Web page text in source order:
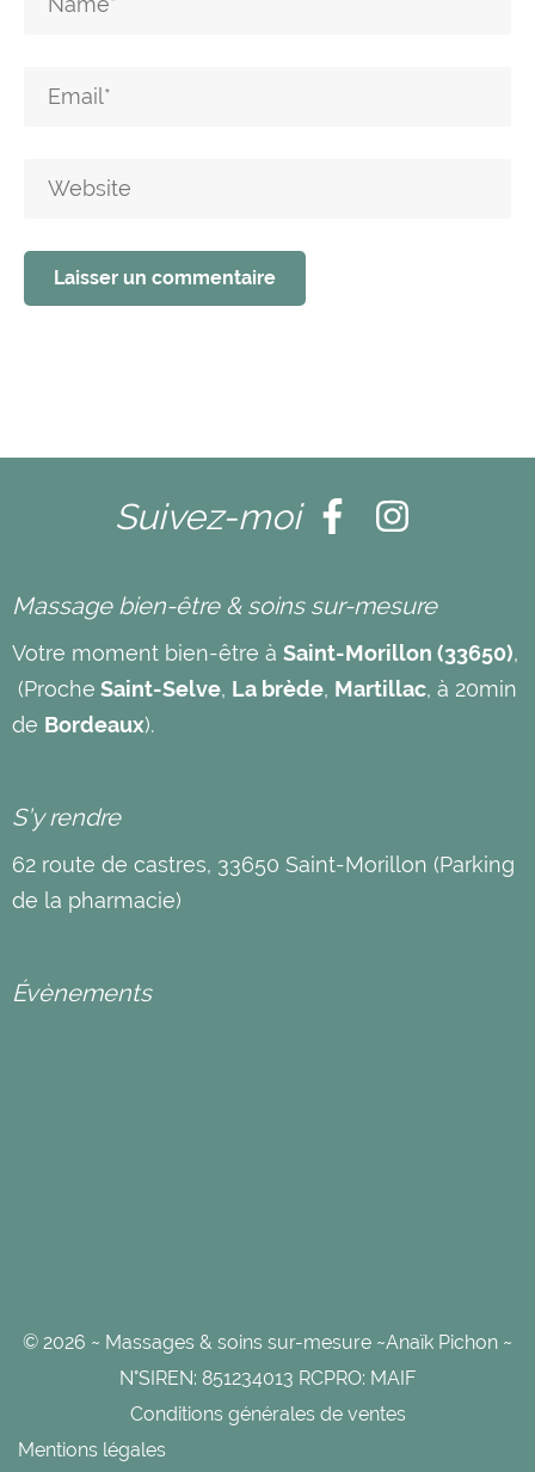
Suivez-moi
Massage bien-être & soins sur-mesure
Votre moment bien-être à Saint-Morillon (33650),
(Proche Saint-Selve, La brède, Martillac, à 20min
de Bordeaux).
S’y rendre
62 route de castres, 33650 Saint-Morillon (Parking
de la pharmacie)
Évènements
© 2026 ~ Massages & soins sur-mesure ~Anaïk Pichon ~
N°SIREN: 851234013 RCPRO: MAIF
Conditions générales de ventes
Mentions légales